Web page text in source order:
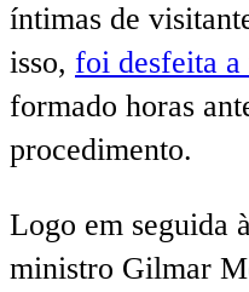
íntimas de
isso, foi desfeita
formado horas
procedimento.
Logo em seguida
ministro Gilmar